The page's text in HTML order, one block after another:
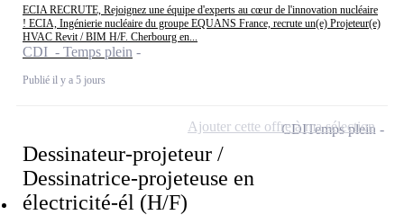
ECIA RECRUTE, Rejoignez une équipe d'experts au cœur de l'innovation nucléaire
! ECIA, Ingénierie nucléaire du groupe EQUANS France, recrute un(e) Projeteur(e)
HVAC Revit / BIM H/F. Cherbourg en...
CDI - Temps plein
Publié il y a 5 jours
Dessinateur-projeteur /
Dessinatrice-projeteuse en
électricité-él (H/F)
CDITemps plein
Ajouter cette offre à ma sélection